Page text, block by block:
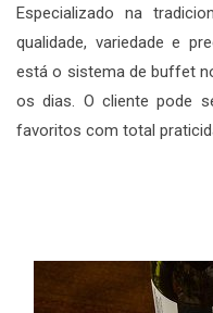
Especializado na
qualidade, variedade e
está o sistema de buffet
os dias. O cliente pode
favoritos com total